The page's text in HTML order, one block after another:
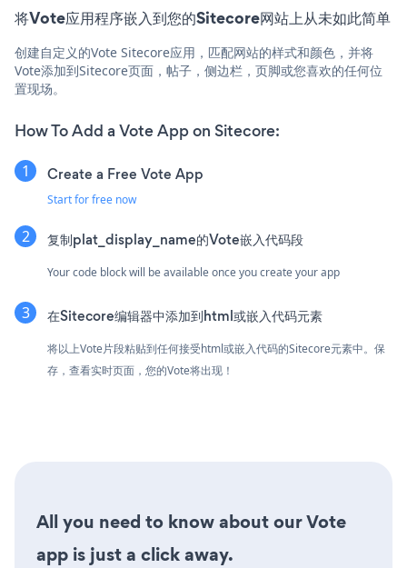
将Vote应用程序嵌入到您的Sitecore网站上从未如此简单
创建自定义的Vote Sitecore应用，匹配网站的样式和颜色，并将
Vote添加到Sitecore页面，帖子，侧边栏，页脚或您喜欢的任何位
置现场。
How To Add a Vote App on Sitecore:
Create a Free Vote App
Start for free now
复制plat_display_name的Vote嵌入代码段
Your code block will be available once you create your app
在Sitecore编辑器中添加到html或嵌入代码元素
将以上Vote片段粘贴到任何接受html或嵌入代码的Sitecore元素中。保
存，查看实时页面，您的Vote将出现！
All you need to know about our Vote
app is just a click away.